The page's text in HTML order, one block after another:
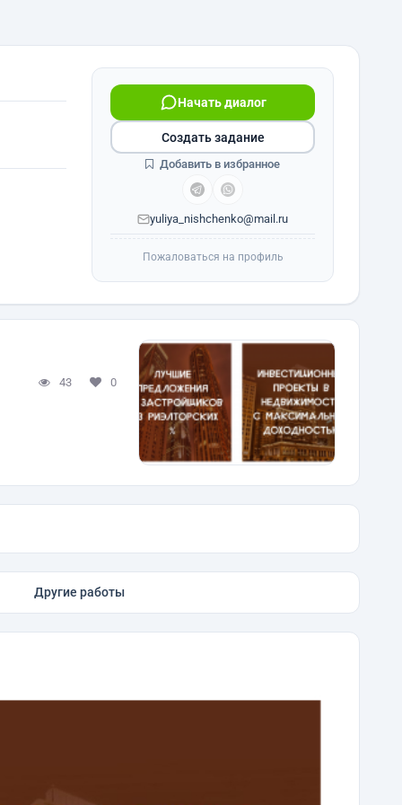
Начать диалог
yuliya_nishchenko@mail.ru
Создать задание
Добавить в избранное
Пожаловаться на профиль
43 0
Другие работы